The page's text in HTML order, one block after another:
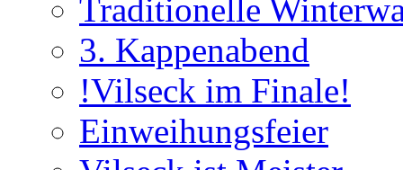
Traditionelle
3. Kappenabend
!Vilseck im Finale!
Einweihungsfeier